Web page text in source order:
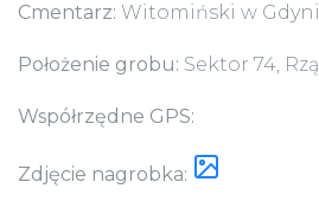
Cmentarz: Witomiński w Gdyni
Położenie grobu: Sektor 74,
Współrzędne GPS:
Zdjęcie nagrobka: